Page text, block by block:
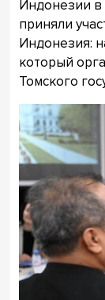
Индонезии в
приняли
Индонезия:
который
Томского